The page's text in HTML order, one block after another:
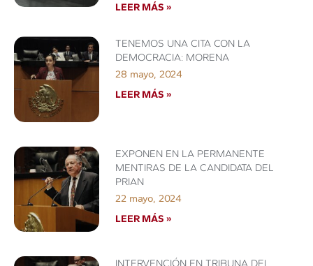
LEER MÁS »
TENEMOS UNA CITA CON LA
DEMOCRACIA: MORENA
28 mayo, 2024
LEER MÁS »
EXPONEN EN LA PERMANENTE
MENTIRAS DE LA CANDIDATA DEL
PRIAN
22 mayo, 2024
LEER MÁS »
INTERVENCIÓN EN TRIBUNA DEL